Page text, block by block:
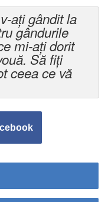
ați gândit la
gândurile
mi-ați dorit
Să fiți
ceea ce vă